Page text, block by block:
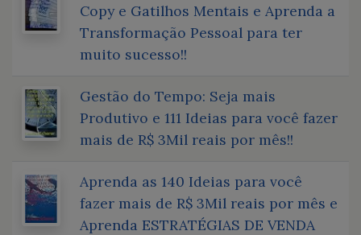
Copy e Gatilhos Mentais e Aprenda a
Transformação Pessoal para ter
muito sucesso!!
Gestão do Tempo: Seja mais
Produtivo e 111 Ideias para você fazer
mais de R$ 3Mil reais por mês!!
Aprenda as 140 Ideias para você
fazer mais de R$ 3Mil reais por mês e
Aprenda ESTRATÉGIAS DE VENDA